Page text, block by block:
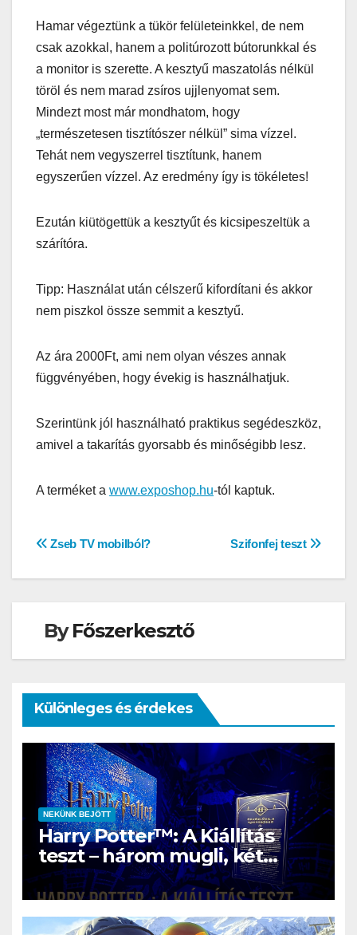
Hamar végeztünk a tükör felületeinkkel, de nem
csak azokkal, hanem a politúrozott bútorunkkal és
a monitor is szerette. A kesztyű maszatolás nélkül
töröl és nem marad zsíros ujjlenyomat sem.
Mindezt most már mondhatom, hogy
„természetesen tisztítószer nélkül” sima vízzel.
Tehát nem vegyszerrel tisztítunk, hanem
egyszerűen vízzel. Az eredmény így is tökéletes!
Ezután kiütögettük a kesztyűt és kicsipeszeltük a
szárítóra.
Tipp: Használat után célszerű kifordítani és akkor
nem piszkol össze semmit a kesztyű.
Az ára 2000Ft, ami nem olyan vészes annak
függvényében, hogy évekig is használhatjuk.
Szerintünk jól használható praktikus segédeszköz,
amivel a takarítás gyorsabb és minőségibb lesz.
A terméket a www.exposhop.hu-tól kaptuk.
Bejegyzés
navigáció
Szifonfej teszt
Zseb TV mobilból?
ByFőszerkesztő
Különleges és érdekes
NEKÜNK BEJÖTT
Harry Potter™: A Kiállítás
teszt – három mugli, két
rajongó és egy varázslatos
nap Szentendrén